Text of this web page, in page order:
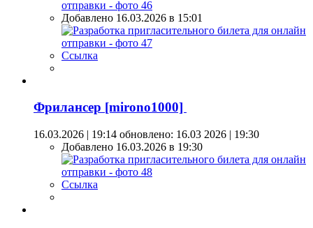
Добавлено 16.03.2026 в 15:01
Ссылка
Фрилансер [mirono1000]
16.03.2026 | 19:14 обновлено: 16.03 2026 | 19:30
Добавлено 16.03.2026 в 19:30
Ссылка